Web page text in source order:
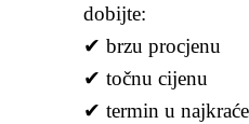
dobijte:
✔ brzu procjenu
✔ točnu cijenu
✔ termin u